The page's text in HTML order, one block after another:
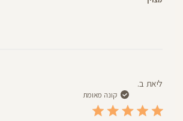
ליאת ב.
קונה מאומת